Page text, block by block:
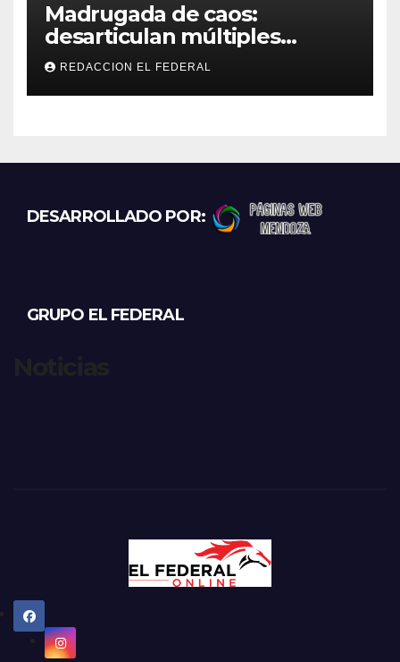
Madrugada de caos:
desarticulan múltiples
“rodadas” y detienen a
motociclistas violentos
REDACCION EL FEDERAL
DESARROLLADO POR:
GRUPO EL FEDERAL